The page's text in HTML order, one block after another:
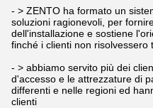
- > ZENTO ha formato un
soluzioni ragionevoli, per
dell'installazione e sostiene
finché i clienti non risolvessero
- > abbiamo servito più dei
d'accesso e le attrezzature di
differenti e nelle regioni ed
clienti